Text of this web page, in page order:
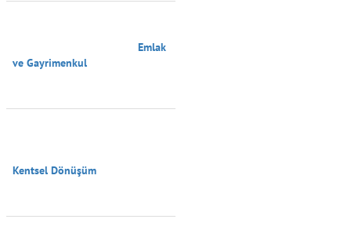
ve Gayrimenkul
Kentsel Dönüşüm